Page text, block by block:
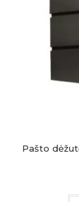
Pašto